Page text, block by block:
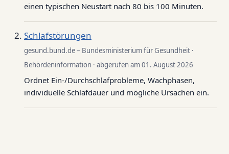
einen typischen Neustart nach 80 bis 100 Minuten.
Schlafstörungen
gesund.bund.de – Bundesministerium für Gesundheit ·
Behördeninformation · abgerufen am 01. August 2026
Ordnet Ein-/Durchschlafprobleme, Wachphasen,
individuelle Schlafdauer und mögliche Ursachen ein.